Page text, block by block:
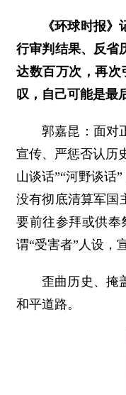
《环球时报
行审判结果、反省
达数百万次，再次
叹，自己可能是最
郭嘉昆：面对
宣传、严惩否认历
山谈话”“河野谈话
没有彻底清算军国
要前往参拜或供奉
谓“受害者”人设，
歪曲历史、掩
和平道路。